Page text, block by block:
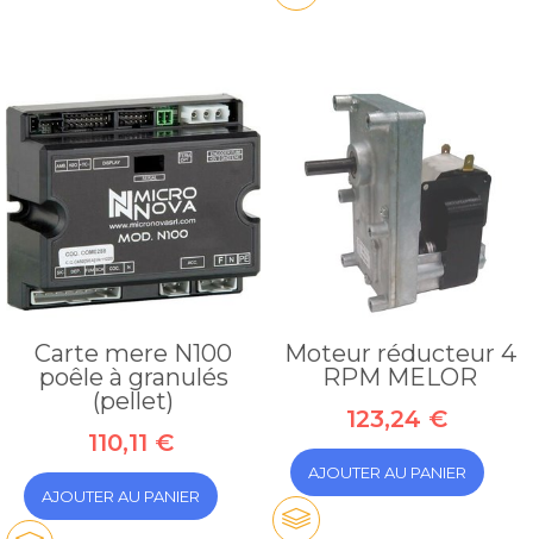
Carte mere N100
poêle à granulés
(pellet)
110,11 €
AJOUTER AU PANIER
Moteur réducteur 4
RPM MELOR
123,24 €
AJOUTER AU PANIER